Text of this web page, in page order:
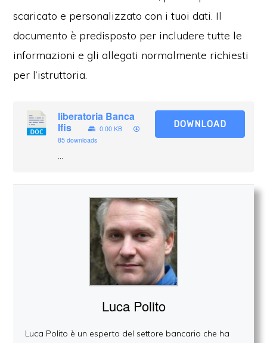
scaricato e personalizzato con i tuoi dati. Il
documento è predisposto per includere tutte le
informazioni e gli allegati normalmente richiesti
per l’istruttoria.
liberatoria Banca
Ifis
0.00 KB
85 downloads
...
DOWNLOAD
Luca Polito
Luca Polito è un esperto del settore bancario che ha